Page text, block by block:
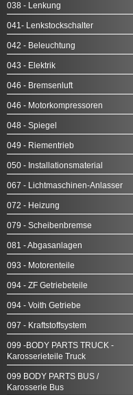
038 - Lenkung
041- Lenkstockschalter
042 - Beleuchtung
043 - Elektrik
046 - Bremsenluft
046 - Motorkompressoren
048 - Spiegel
049 - Riementrieb
050 - Installationsmaterial
067 - Lichtmaschinen-Anlasser
072 - Heizung
079 - Scheibenbremse
081 - Abgasanlagen
093 - Motorenteile
094 - ZF Getriebeteile
094 - Voith Getriebe
097 - Kraftstoffsystem
099 -BODY PARTS TRUCK -
Karosserieteile Truck
099 BODY PARTS BUS /
Karosserie Bus